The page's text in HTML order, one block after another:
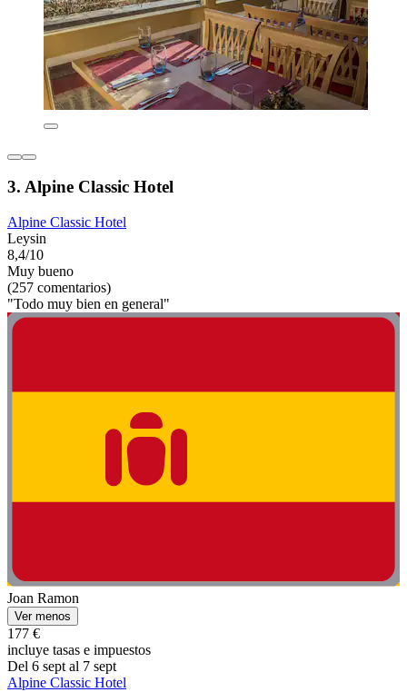
3. Alpine Classic Hotel
Alpine Classic Hotel
Leysin
8,4/10
Muy bueno
(257 comentarios)
"Todo muy bien en general"
Joan Ramon
Ver menos
177 €
incluye tasas e impuestos
Del 6 sept al 7 sept
Alpine Classic Hotel